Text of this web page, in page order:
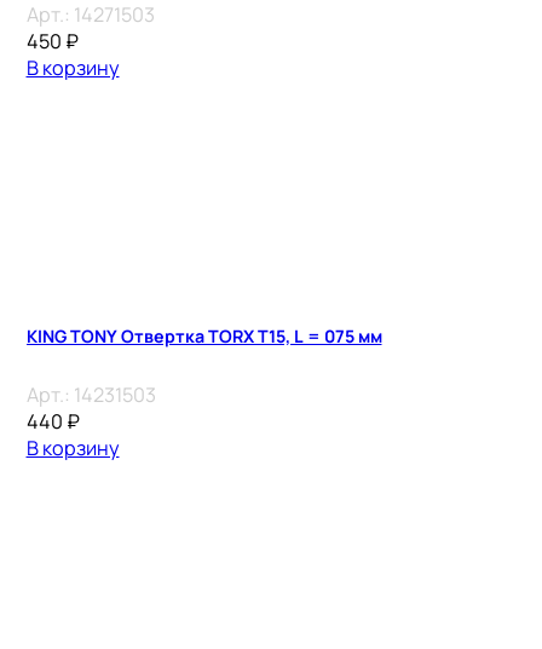
Арт.: 14271503
450 ₽
В корзину
KING TONY Отвертка TORX Т15, L = 075 мм
Арт.: 14231503
440 ₽
В корзину